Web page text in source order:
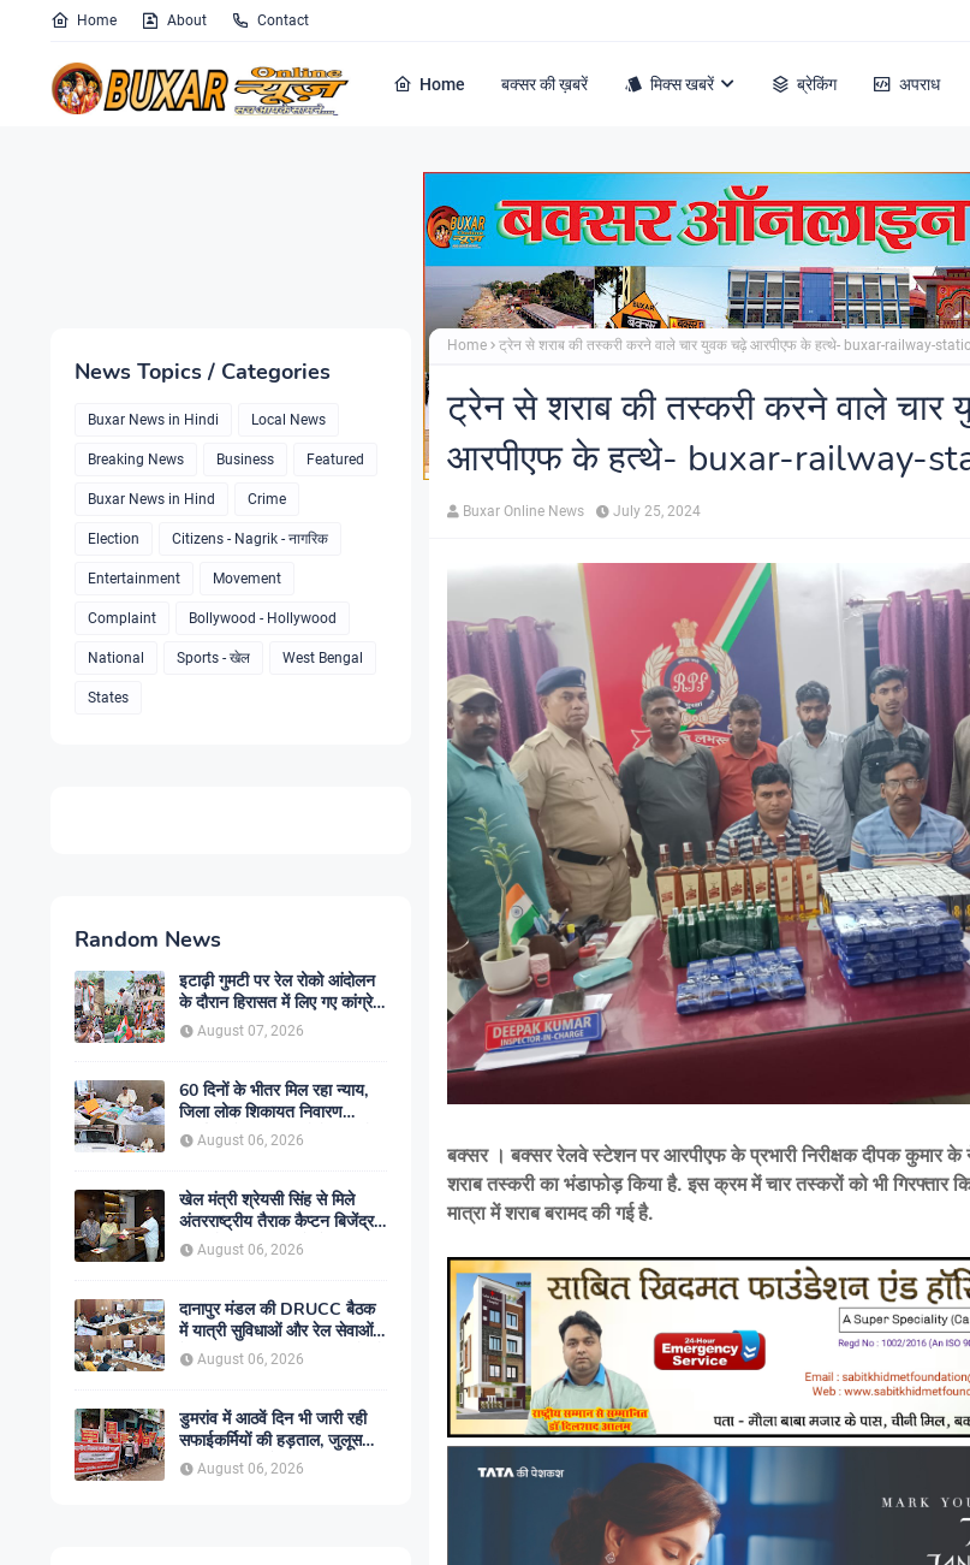
Home About Contact
Home बक्सर की ख़बरें मिक्स खबरें ब्रेकिंग अपराध
News Topics / Categories
Buxar News in Hindi Local News
Breaking News Business Featured
Buxar News in Hind Crime
Election Citizens - Nagrik - नागरिक
Entertainment Movement
Complaint Bollywood - Hollywood
National Sports - खेल West Bengal
States
Random News
इटाढ़ी गुमटी पर रेल रोको आंदोलन
के दौरान हिरासत में लिए गए कांग्रेस
जिलाध्यक्ष पंकज उपाध्याय , पुलिस
कार्रवाई पर भड़के पूर्व विधायक मुना
August 07, 2026
60 दिनों के भीतर मिल रहा न्याय,
जिला लोक शिकायत निवारण
कार्यालय में बढ़ा आम लोगों का भरोसा
August 06, 2026
खेल मंत्री श्रेयसी सिंह से मिले
अंतरराष्ट्रीय तैराक कैप्टन बिजेंद्र
सिंह, गोकुल जलाशय में तैराकी
प्रशिक्षण केंद्र शुरू करने की उठाई
August 06, 2026
दानापुर मंडल की DRUCC बैठक
में यात्री सुविधाओं और रेल सेवाओं
के विस्तार पर मंथन, अधिकारियों को
दिए गए आवश्यक निर्देश
August 06, 2026
डुमरांव में आठवें दिन भी जारी रही
सफाईकर्मियों की हड़ताल, जुलूस
निकाल सरकार के खिलाफ किया
प्रदर्शन
August 06, 2026
Home ट्रेन से शराब की तस्करी करने वाले चार युवक चढ़े आरपीएफ के हत्थे- buxar-railway-
ट्रेन से शराब की तस्करी करने वाले चार
आरपीएफ के हत्थे- buxar-railway-
Buxar Online News July 25, 2024
बक्सर । बक्सर रेलवे स्टेशन पर आरपीएफ के प्रभारी निरीक्षक दीपक कुमार के
शराब तस्करी का भंडाफोड़ किया है. इस क्रम में चार तस्करों को भी गिरफ्तार
मात्रा में शराब बरामद की गई है.